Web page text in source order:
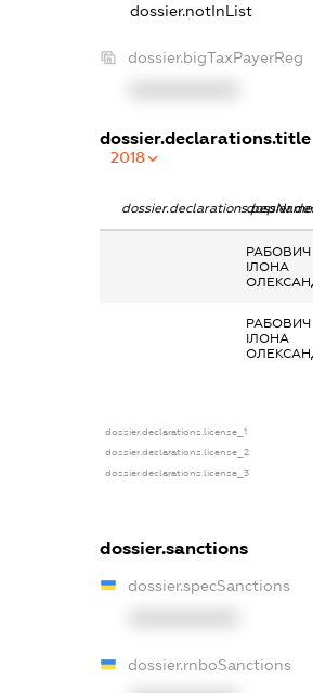
dossier.notInList
dossier.bigTaxPayerReg
dossier.declarations.title
2018
dossier.declarations.pepName
РАБОВИЧ
ІЛОНА
РАБОВИЧ
ІЛОНА
dossier.declarations.license_1
dossier.declarations.license_2
dossier.declarations.license_3
dossier.sanctions
dossier.specSanctions
dossier.rnboSanctions